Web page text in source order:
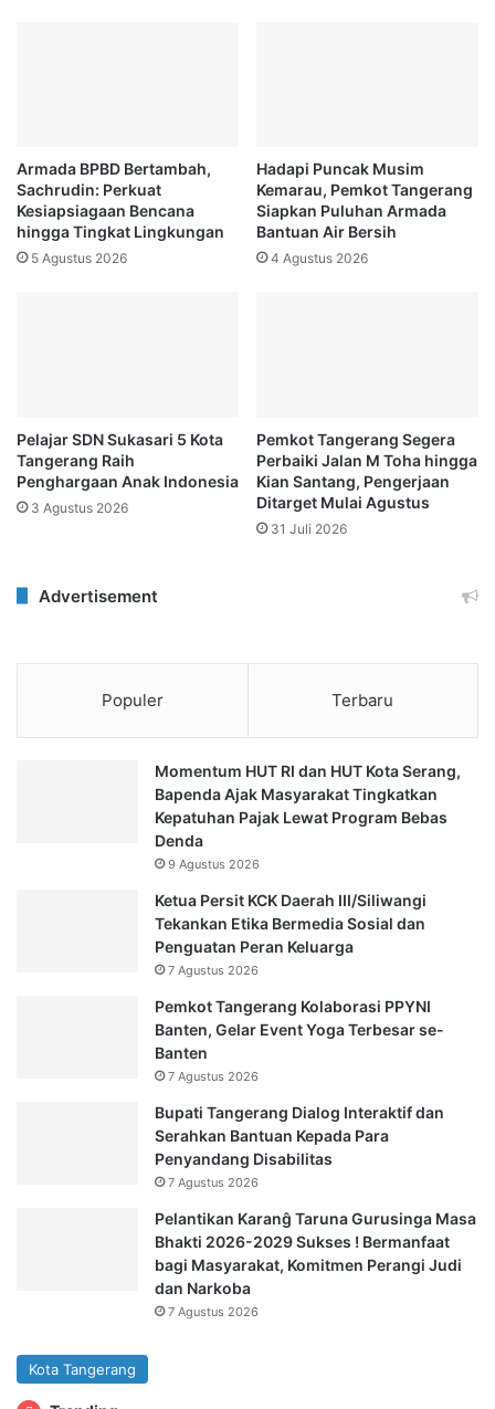
Armada BPBD Bertambah,
Sachrudin: Perkuat
Kesiapsiagaan Bencana
hingga Tingkat Lingkungan
5 Agustus 2026
Hadapi Puncak Musim
Kemarau, Pemkot Tangerang
Siapkan Puluhan Armada
Bantuan Air Bersih
4 Agustus 2026
Pelajar SDN Sukasari 5 Kota
Tangerang Raih
Penghargaan Anak Indonesia
3 Agustus 2026
Pemkot Tangerang Segera
Perbaiki Jalan M Toha hingga
Kian Santang, Pengerjaan
Ditarget Mulai Agustus
31 Juli 2026
Advertisement
Populer Terbaru
Momentum HUT RI dan HUT Kota Serang,
Bapenda Ajak Masyarakat Tingkatkan
Kepatuhan Pajak Lewat Program Bebas
Denda
9 Agustus 2026
Ketua Persit KCK Daerah III/Siliwangi
Tekankan Etika Bermedia Sosial dan
Penguatan Peran Keluarga
7 Agustus 2026
Pemkot Tangerang Kolaborasi PPYNI
Banten, Gelar Event Yoga Terbesar se-
Banten
7 Agustus 2026
Bupati Tangerang Dialog Interaktif dan
Serahkan Bantuan Kepada Para
Penyandang Disabilitas
7 Agustus 2026
Pelantikan Karanĝ Taruna Gurusinga Masa
Bhakti 2026-2029 Sukses ! Bermanfaat
bagi Masyarakat, Komitmen Perangi Judi
dan Narkoba
7 Agustus 2026